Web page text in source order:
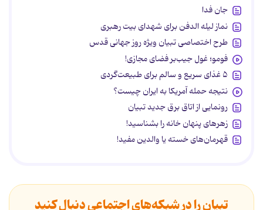
جان فدا
نماز لیله الدفن برای شهدای بیت رهبری
طرح اختصاصی تبیان ویژه روز جهانی قدس
فومو؛ غول جیب‌بر فضای مجازی!
۵ غذای سریع و سالم برای طبیعت‌گردی
نتیجه حمله آمریکا به ایران چیست؟
رونمایی از اتاق برق جدید تبیان
زهرهای پنهان خانه را بشناسید!
قهرمان‌های خسته یا والدین مفید!
تبیان را در شبکه‌های اجتماعی دنبال کنید